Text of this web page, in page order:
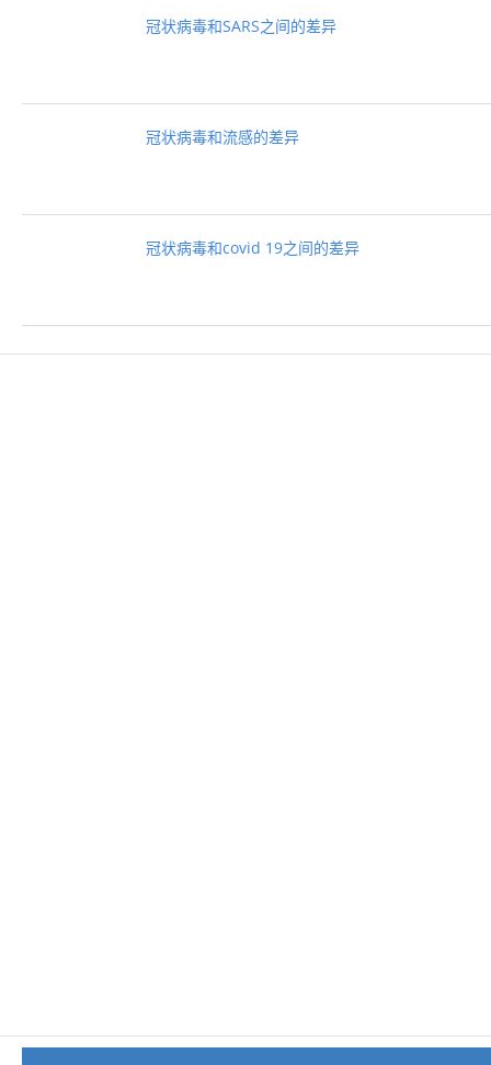
冠状病毒和SARS之间的差异
冠状病毒和流感的差异
冠状病毒和covid 19之间的差异